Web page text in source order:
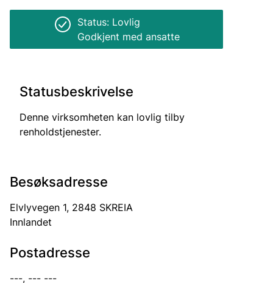
Status: Lovlig
Godkjent med ansatte
Statusbeskrivelse
Denne virksomheten kan lovlig tilby
renholdstjenester.
Besøksadresse
Elvlyvegen 1, 2848 SKREIA
Innlandet
Postadresse
---, --- ---